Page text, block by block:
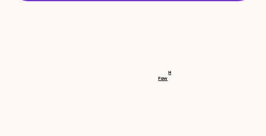
RECEBA
Faw
H